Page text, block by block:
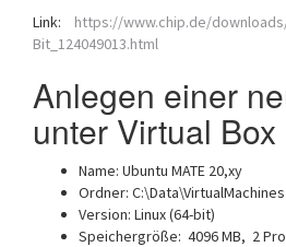
Link: https://www.chip.de/downloads/
Bit_124049013.html
Anlegen einer
unter Virtual Box
Name: Ubuntu MATE 20,xy
Ordner: C:\Data\VirtualMachines
Version: Linux (64-bit)
Speichergröße: 4096 MB, 2